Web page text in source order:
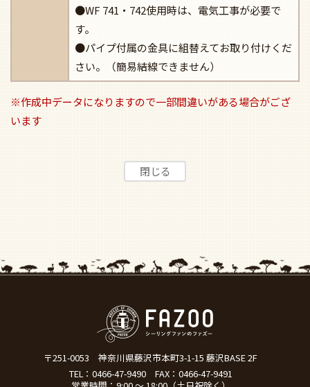
●WF 741・742使用時は、電気工事が必要で
す。
●パイプ付属の金具に組替えてお取り付けくだ
さい。（簡易結線できません）
※作成中データになりますので一部間違いがある場合がござ
います
〒251-0053
神奈川県藤沢市本町3-1-15 藤沢BASE 2F
TEL： 0466-47-9490
FAX：0466-47-9491